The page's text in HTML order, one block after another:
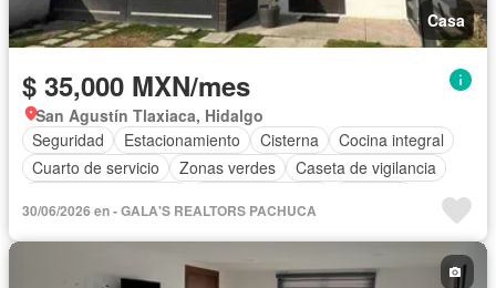
Casa
$ 35,000 MXN/mes
San Agustín Tlaxiaca, Hidalgo
Seguridad
Estacionamiento Cisterna
Cocina integral
Cuarto de servicio
Zonas verdes
Caseta de vigilancia
Sin amueblar
30/06/2026 en - GALA'S REALTORS PACHUCA